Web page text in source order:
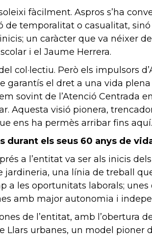
fàcilment. Aspros s’ha
temporalitat o casualitat,
un caràcter que va néixer
i el Jaume Herrera.
col·lectiu. Però els impulsors
garantís el dret a una vida
sovint de l’Atenció Centrada
Aquesta visió pionera,
ens ha permès arribar fins aquí.
durant els seus 60 anys de
a l’entitat va ser als inicis
una línia de treball
a les oportunitats laborals;
amb major autonomia i
de l’entitat, amb l’obertura
urbanes, un model pioner